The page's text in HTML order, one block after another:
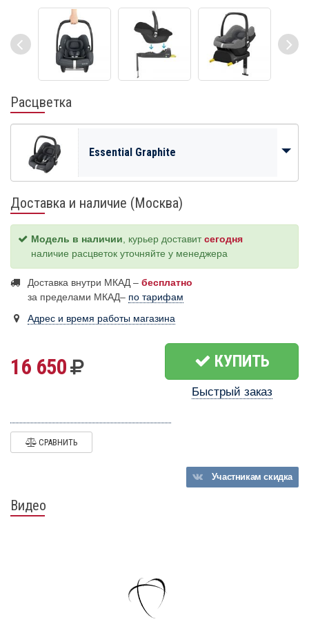
Расцветка
Essential Graphite
Доставка и наличие (Москва)
Модель в наличии, курьер доставитсегодня
наличие расцветок уточняйте у менеджера
Доставка внутри МКАД – бесплатно
за пределами МКАД– по тарифам
Адрес и время работы магазина
16 650 КУПИТЬ
Быстрый заказ
СРАВНИТЬ
Участникамскидка
Видео